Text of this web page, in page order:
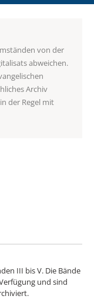
von der
abweichen.
Archiv
der Regel mit
III bis V. Die Bände
und sind